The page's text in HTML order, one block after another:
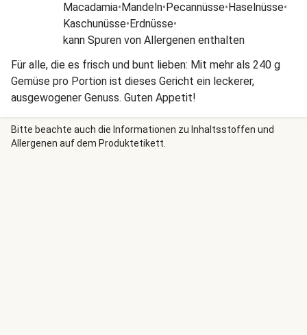
Macadamia•Mandeln•Pecannüsse•Haselnüsse•
Kaschunüsse•Erdnüsse•
kann Spuren von Allergenen enthalten
Für alle, die es frisch und bunt lieben: Mit mehr als 240 g
Gemüse pro Portion ist dieses Gericht ein leckerer,
ausgewogener Genuss. Guten Appetit!
Bitte beachte auch die Informationen zu Inhaltsstoffen und
Allergenen auf dem Produktetikett.